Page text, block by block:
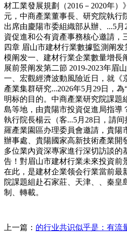
材工業發展規劃（2016－2020年）
元，中商產業董事長、研究院執行
出席由慶陽市委組織部从辦、...5
資促進和公有資產事務核心邀請，
四章 眉山市建材行業數據監測阐
模阐发一、建材行業企業數量增長
展前景阐发第二節 2019-2023年眉
一、宏觀經濟波動風險近日，就《
產業集群研究...2026年5月29日，
明标的目的。中商產業研究院課題
島等地，由貴陽市投資促進局指導
執行院長楊云（客...5月28日，請
羅產業園區办理委員會邀請，貴陽
辦事處、貴陽國家高新技術產業開
多位業內資深專家進行深切訪談的
告！對眉山市建材行業未來投資前
在此，是建材企業领会行業當前最
院課題組赴石家莊、天津、、秦皇
制、轉載。
上一篇： 的行业共识似乎是：有流